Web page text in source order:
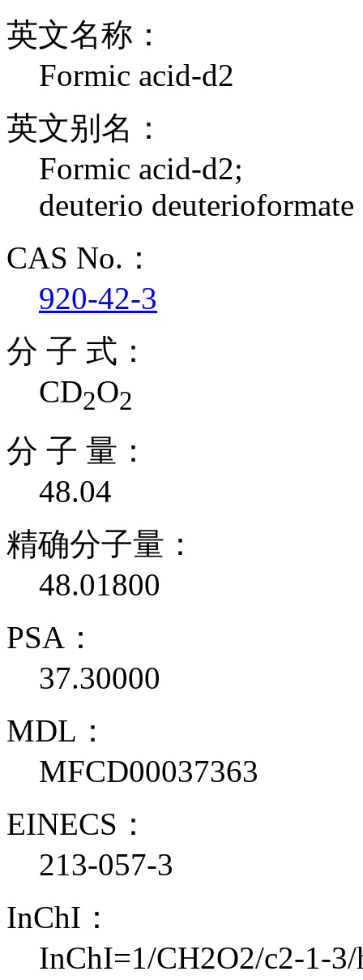
英文名称：
Formic acid-d2
英文别名：
Formic acid-d2;
deuterio deuterioformate
CAS No.：
920-42-3
分 子 式：
CD2O2
分 子 量：
48.04
精确分子量：
48.01800
PSA：
37.30000
MDL：
MFCD00037363
EINECS：
213-057-3
InChI：
InChI=1/CH2O2/c2-1-